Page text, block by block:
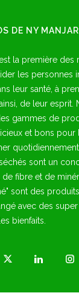
DE NY
la première des
les personnes
leur santé, à
de leur esprit.
gammes de
et bons pour
sont un
de fibre et de
sont des
avec des
bienfaits.